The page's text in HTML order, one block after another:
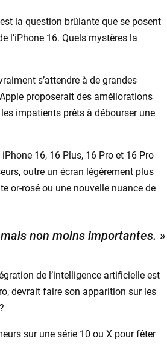
la question brûlante que se posent
l’iPhone 16. Quels mystères la
s’attendre à de grandes
proposerait des améliorations
impatients prêts à débourser une
16, 16 Plus, 16 Pro et 16 Pro
outre un écran légèrement plus
or-rosé ou une nouvelle nuance de
non moins importantes. »
de l’intelligence artificielle est
devrait faire son apparition sur les
sur une série 10 ou X pour fêter